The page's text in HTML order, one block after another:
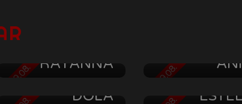
AB 09.08. RAYANNA AB 09.08.
DOLA